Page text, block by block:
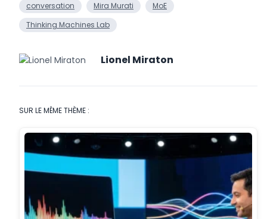
conversation Mira Murati
MoE
Thinking Machines Lab
Lionel Miraton
SUR LE MÊME THÈME :